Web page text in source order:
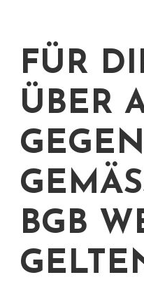
FÜR
ÜBER
GB